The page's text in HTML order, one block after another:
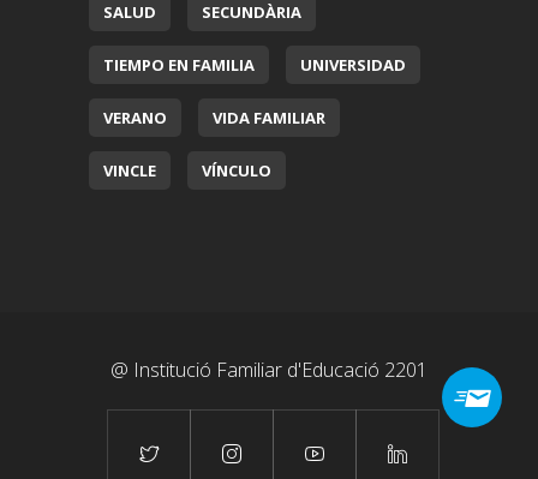
SALUD SECUNDÀRIA
TIEMPO EN FAMILIA UNIVERSIDAD
VERANO VIDA FAMILIAR
VINCLE VÍNCULO
@ Institució Familiar d'Educació 2201